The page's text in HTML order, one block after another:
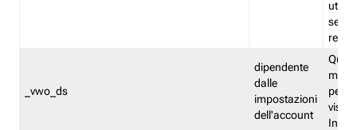
_vwo_ds
dipendente
dalle
impostazioni
dell'account